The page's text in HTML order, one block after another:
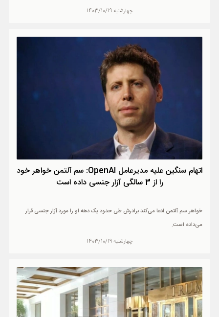
چهارشنبه 1403/10/19
اتهام سنگین علیه مدیرعامل OpenAI: سم آلتمن خواهر خود
را از 3 سالگی آزار جنسی داده است
خواهر سم آلتمن ادعا می‌کند برادرش طی حدود یک دهه او را مورد آزار جنسی قرار
می‌داده است.
چهارشنبه 1403/10/19